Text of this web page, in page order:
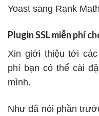
Yoast sang Rank
Plugin SSL miễn phí
Xin giới thiệu tới
phí bạn có thể cài
mình.
Như đã nói phần